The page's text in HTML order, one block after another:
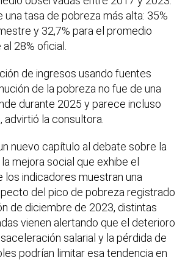
una tasa de pobreza más alta: 35%
y 32,7% para el promedio
28% oficial.
de ingresos usando fuentes
de la pobreza no fue de una
durante 2025 y parece incluso
advirtió la consultora.
nuevo capítulo al debate sobre la
mejora social que exhibe el
los indicadores muestran una
del pico de pobreza registrado
de diciembre de 2023, distintas
vienen alertando que el deterioro
salarial y la pérdida de
podrían limitar esa tendencia en